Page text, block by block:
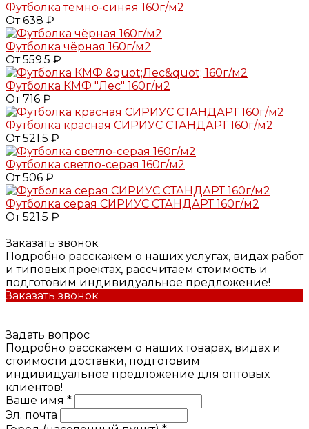
Футболка темно-синяя 160г/м2
От 638 ₽
Футболка чёрная 160г/м2
От 559.5 ₽
Футболка КМФ "Лес" 160г/м2
От 716 ₽
Футболка красная СИРИУС СТАНДАРТ 160г/м2
От 521.5 ₽
Футболка светло-серая 160г/м2
От 506 ₽
Футболка серая СИРИУС СТАНДАРТ 160г/м2
От 521.5 ₽
Заказать звонок
Подробно расскажем о наших услугах, видах работ
и типовых проектах, рассчитаем стоимость и
подготовим индивидуальное предложение!
Заказать звонок
Задать вопрос
Подробно расскажем о наших товарах, видах и
стоимости доставки, подготовим
индивидуальное предложение для оптовых
клиентов!
Ваше имя *
Эл. почта